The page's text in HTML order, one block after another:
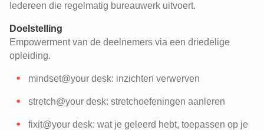
Iedereen die regelmatig bureauwerk uitvoert.
Doelstelling
Empowerment van de deelnemers via een driedelige
opleiding.
mindset@your desk: inzichten verwerven
stretch@your desk: stretchoefeningen aanleren
fixit@your desk: wat je geleerd hebt, toepassen op je